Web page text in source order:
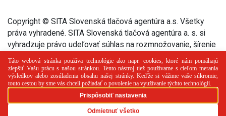
Copyright © SITA Slovenská tlačová agentúra a.s. Všetky
práva vyhradené. SITA Slovenská tlačová agentúra a. s. si
vyhradzuje právo udeľovať súhlas na rozmnožovanie, šírenie